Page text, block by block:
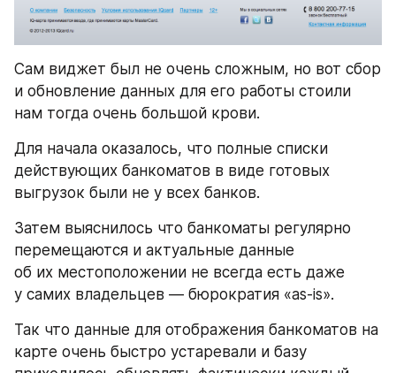
Сам виджет был не очень сложным, но вот сбор
и обновление данных для его работы стоили
нам тогда очень большой крови.
Для начала оказалось, что полные списки
действующих банкоматов в виде готовых
выгрузок были не у всех банков.
Затем выяснилось что банкоматы регулярно
перемещаются и актуальные данные
об их местоположении не всегда есть даже
у самих владельцев — бюрократия «as-is».
Так что данные для отображения банкоматов на
карте очень быстро устаревали и базу